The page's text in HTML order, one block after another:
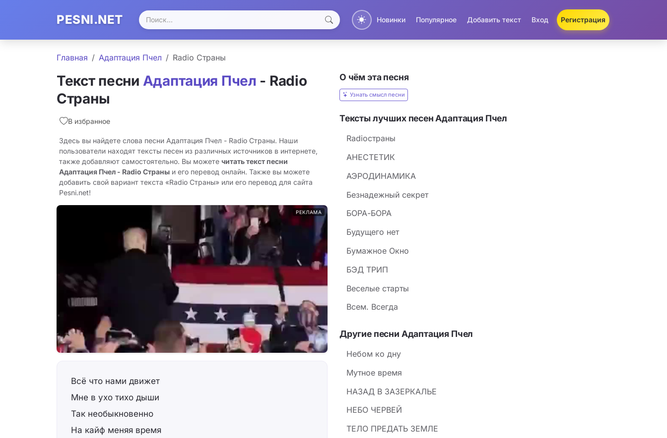
PESNI.NET Новинки Популярное Добавить текст Вход Регистрация
Главная Адаптация Пчел Radio Страны
Текст песни Адаптация Пчел - Radio
Страны
В избранное
Здесь вы найдете слова песни Адаптация Пчел - Radio Страны. Наши
пользователи находят тексты песен из различных источников в интернете,
также добавляют самостоятельно. Вы можете читать текст песни
Адаптация Пчел - Radio Страны и его перевод онлайн. Также вы можете
добавить свой вариант текста «Radio Страны» или его перевод для сайта
Pesni.net!
РЕКЛАМА
Всё что нами движет
Мне в ухо тихо дыши
Так необыкновенно
На кайф меняя время
О чём эта песня
Узнать смысл песни
Тексты лучших песен Адаптация Пчел
Radioстраны
АНЕСТЕТИК
АЭРОДИНАМИКА
Безнадежный секрет
БОРА-БОРА
Будущего нет
Бумажное Окно
БЭД ТРИП
Веселые старты
Всем. Всегда
Другие песни Адаптация Пчел
Небом ко дну
Мутное время
НАЗАД В ЗАЗЕРКАЛЬЕ
НЕБО ЧЕРВЕЙ
ТЕЛО ПРЕДАТЬ ЗЕМЛЕ